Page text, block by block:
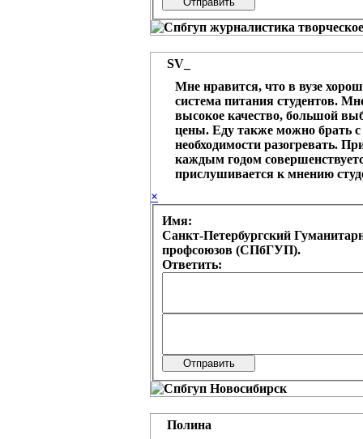
SV_
Мне нравится, что в вузе
система питания студентов.
высокое качество, большой
цены. Еду также можно брать с
необходимости разогревать.
каждым годом
прислушивается к мнению
×
Имя:
Санкт-Петербургский
профсоюзов (СПбГУП).
Ответить:
Полина